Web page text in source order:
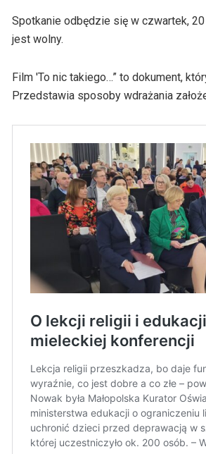
Spotkanie odbędzie się w czwartek,
jest wolny.
Film 'To nic takiego…” to dokument,
Przedstawia sposoby wdrażania